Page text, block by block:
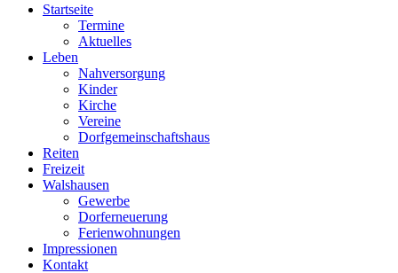
Startseite
Termine
Aktuelles
Leben
Nahversorgung
Kinder
Kirche
Vereine
Dorfgemeinschaftshaus
Reiten
Freizeit
Walshausen
Gewerbe
Dorferneuerung
Ferienwohnungen
Impressionen
Kontakt